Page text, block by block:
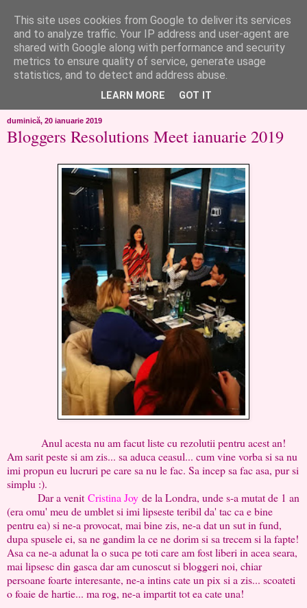
like ?...or not!
..de toate!!!!!..alandala...cum imi trec prin minte..si cum am
chef..incercate pe pielea mea..
duminică, 20 ianuarie 2019
Bloggers Resolutions Meet ianuarie 2019
Anul acesta nu am facut liste cu rezolutii pentru acest an!
Am sarit peste si am zis... sa aduca ceasul... cum vine vorba si sa nu
imi propun eu lucruri pe care sa nu le fac. Sa incep sa fac asa, pur si
simplu :).
Dar a venit Cristina Joy de la Londra, unde s-a mutat de 1 an
(era omu' meu de umblet si imi lipseste teribil da' tac ca e bine
pentru ea) si ne-a provocat, mai bine zis, ne-a dat un sut in fund,
dupa spusele ei, sa ne gandim la ce ne dorim si sa trecem si la fapte!
Asa ca ne-a adunat la o suca pe toti care am fost liberi in acea seara,
mai lipsesc din gasca dar am cunoscut si bloggeri noi, chiar
persoane foarte interesante, ne-a intins cate un pix si a zis... scoateti
o foaie de hartie... ma rog, ne-a impartit tot ea cate una!
This site uses cookies from Google to deliver its services
and to analyze traffic. Your IP address and user-agent are
shared with Google along with performance and security
metrics to ensure quality of service, generate usage
statistics, and to detect and address abuse.
LEARN MORE GOT IT